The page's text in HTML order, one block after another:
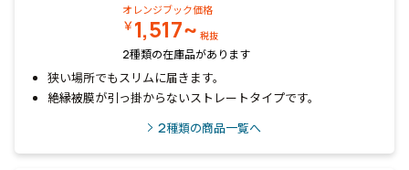
オレンジブック価格
￥1,517~ 税抜
2種類の在庫品があります
狭い場所でもスリムに届きます。
絶縁被膜が引っ掛からないストレートタイプです。
2種類の商品一覧へ